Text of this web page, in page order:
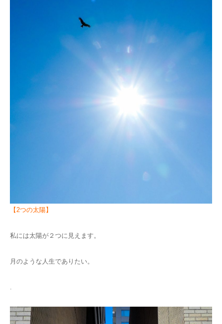
【2つの太陽】
私には太陽が２つに見えます。
月のような人生でありたい。